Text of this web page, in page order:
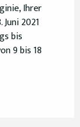
Ihrer
2021
bis
9 bis 18